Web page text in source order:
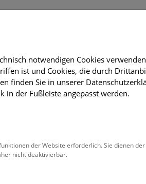
& Aktivitäten Deck 50
notwendigen Cookies
ist und Cookies, die durch
finden Sie in unserer
in der Fußleiste angepasst werden.
der Website erforderlich. Sie dienen
nicht deaktivierbar.